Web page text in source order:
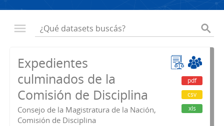
Expedientes
culminados de la
Comisión de Disciplina
Consejo de la Magistratura de la Nación,
Comisión de Disciplina
pdf
csv
xls